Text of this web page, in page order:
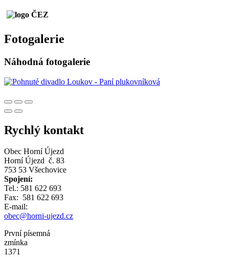
Fotogalerie
Náhodná fotogalerie
Rychlý kontakt
Obec Horní Újezd
Horní Újezd č. 83
753 53 Všechovice
Spojení:
Tel.: 581 622 693
Fax: 581 622 693
E-mail:
obec@horni-ujezd.cz
První písemná
zmínka
1371